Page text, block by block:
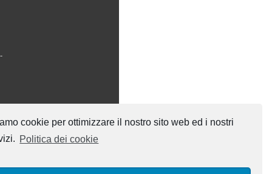
cookie per ottimizzare il nostro sito web ed i nostri
Politica dei cookie